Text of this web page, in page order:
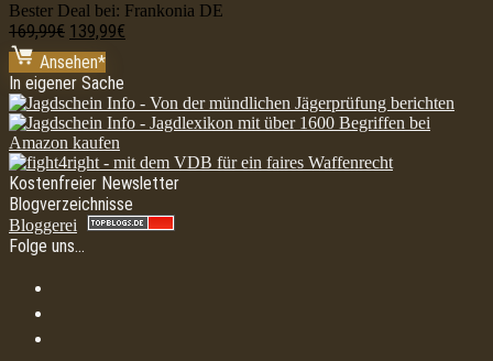
Bester Deal bei: Frankonia DE
169,99€ Ursprünglicher
Preis
war:
169,99€
139,99€
139,99€.
Ansehen*
In eigener Sache
Kostenfreier Newsletter
Blogverzeichnisse
Bloggerei
Folge uns…